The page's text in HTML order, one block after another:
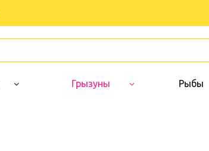
Грызуны Рыбы